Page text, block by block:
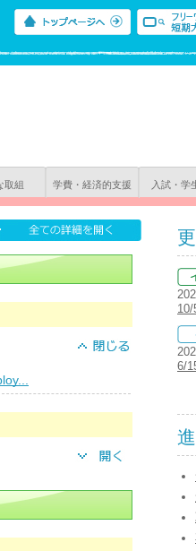
取組 学費・経済的支援 入試・学
6/